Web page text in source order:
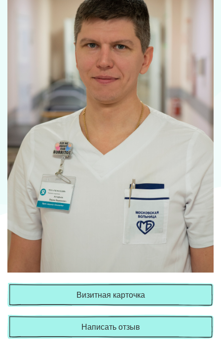
Визитная карточка
Написать отзыв